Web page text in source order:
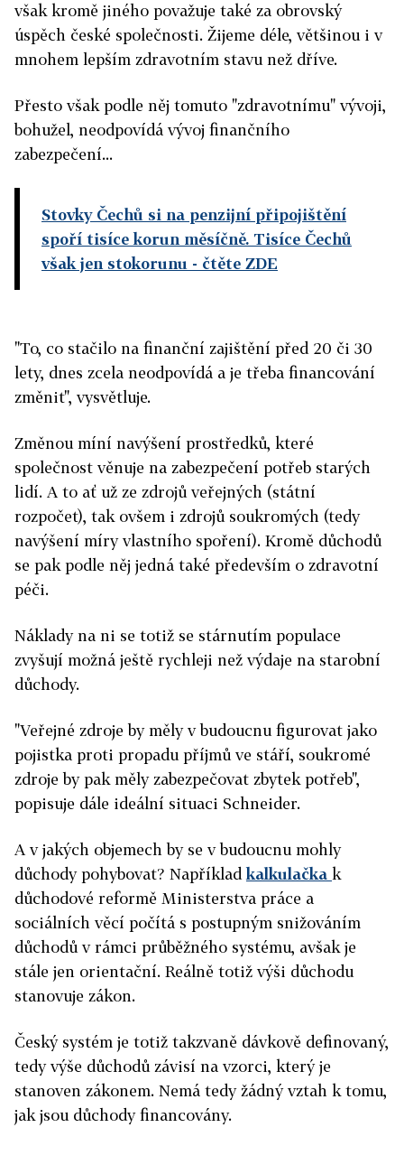
však kromě jiného považuje také za obrovský
úspěch české společnosti. Žijeme déle, většinou i v
mnohem lepším zdravotním stavu než dříve.
Přesto však podle něj tomuto "zdravotnímu" vývoji,
bohužel, neodpovídá vývoj finančního
zabezpečení...
Stovky Čechů si na penzijní připojištění
spoří tisíce korun měsíčně. Tisíce Čechů
však jen stokorunu - čtěte ZDE
"To, co stačilo na finanční zajištění před 20 či 30
lety, dnes zcela neodpovídá a je třeba financování
změnit", vysvětluje.
Změnou míní navýšení prostředků, které
společnost věnuje na zabezpečení potřeb starých
lidí. A to ať už ze zdrojů veřejných (státní
rozpočet), tak ovšem i zdrojů soukromých (tedy
navýšení míry vlastního spoření). Kromě důchodů
se pak podle něj jedná také především o zdravotní
péči.
Náklady na ni se totiž se stárnutím populace
zvyšují možná ještě rychleji než výdaje na starobní
důchody.
"Veřejné zdroje by měly v budoucnu figurovat jako
pojistka proti propadu příjmů ve stáří, soukromé
zdroje by pak měly zabezpečovat zbytek potřeb",
popisuje dále ideální situaci Schneider.
A v jakých objemech by se v budoucnu mohly
důchody pohybovat? Napříkladkalkulačka k
důchodové reformě Ministerstva práce a
sociálních věcí počítá s postupným snižováním
důchodů v rámci průběžného systému, avšak je
stále jen orientační. Reálně totiž výši důchodu
stanovuje zákon.
Český systém je totiž takzvaně dávkově definovaný,
tedy výše důchodů závisí na vzorci, který je
stanoven zákonem. Nemá tedy žádný vztah k tomu,
jak jsou důchody financovány.